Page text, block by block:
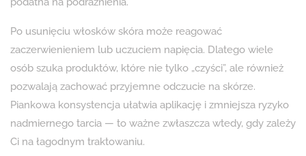
Po usunięciu włosków skóra może reagować
zaczerwienieniem lub uczuciem napięcia. Dlatego wiele
osób szuka produktów, które nie tylko „czyści”, ale również
pozwalają zachować przyjemne odczucie na skórze.
Piankowa konsystencja ułatwia aplikację i zmniejsza ryzyko
nadmiernego tarcia — to ważne zwłaszcza wtedy, gdy zależy
Ci na łagodnym traktowaniu.